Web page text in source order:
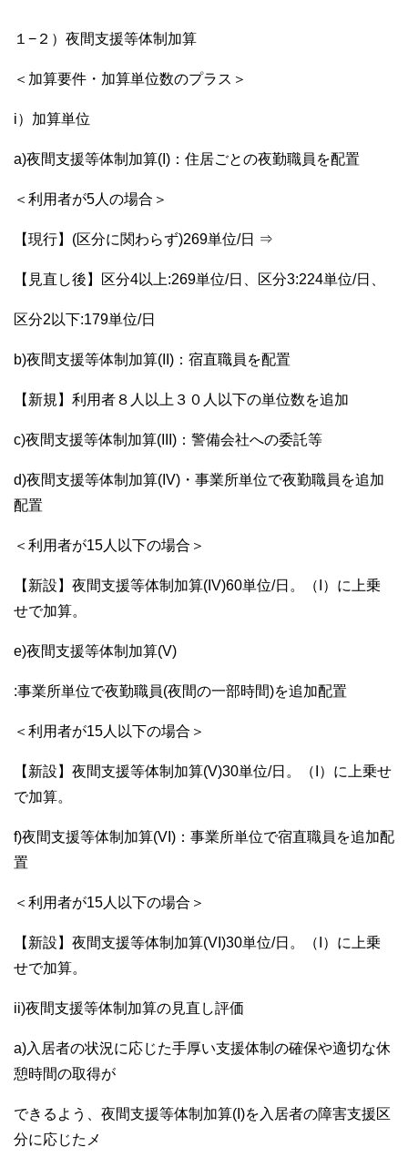
１−２）夜間支援等体制加算
＜加算要件・加算単位数のプラス＞
i）加算単位
a)夜間支援等体制加算(I)：住居ごとの夜勤職員を配置
＜利用者が5人の場合＞
【現行】(区分に関わらず)269単位/日 ⇒
【見直し後】区分4以上:269単位/日、区分3:224単位/日、
区分2以下:179単位/日
b)夜間支援等体制加算(II)：宿直職員を配置
【新規】利用者８人以上３０人以下の単位数を追加
c)夜間支援等体制加算(III)：警備会社への委託等
d)夜間支援等体制加算(IV)・事業所単位で夜勤職員を追加
配置
＜利用者が15人以下の場合＞
【新設】夜間支援等体制加算(IV)60単位/日。（I）に上乗
せで加算。
e)夜間支援等体制加算(V)
:事業所単位で夜勤職員(夜間の一部時間)を追加配置
＜利用者が15人以下の場合＞
【新設】夜間支援等体制加算(V)30単位/日。（I）に上乗せ
で加算。
f)夜間支援等体制加算(VI)：事業所単位で宿直職員を追加配
置
＜利用者が15人以下の場合＞
【新設】夜間支援等体制加算(VI)30単位/日。（I）に上乗
せで加算。
ii)夜間支援等体制加算の見直し評価
a)入居者の状況に応じた手厚い支援体制の確保や適切な休
憩時間の取得が
できるよう、夜間支援等体制加算(I)を入居者の障害支援区
分に応じたメ